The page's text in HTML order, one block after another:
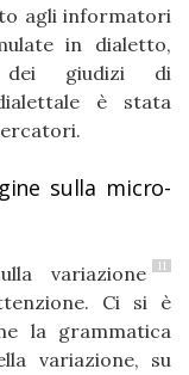
agli informatori
in dialetto,
giudizi di
è stata
sulla micro-
11
variazione
Ci si è
la grammatica
variazione, su